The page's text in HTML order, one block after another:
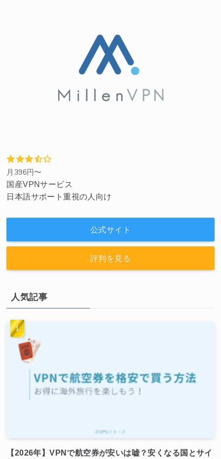
月396円〜
国産VPNサービス
日本語サポート重視の人向け
公式サイト
評判を見る
人気記事
【2026年】VPNで航空券が安いは嘘？安くなる国とサイ